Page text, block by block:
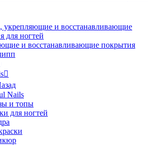
укрепляющие и восстанавливающие
для ногтей
и восстанавливающие покрытия
Nails
и топы
для ногтей